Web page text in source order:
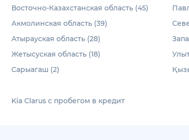
Восточно-Казахстанская область (45)
Акмолинская область (39)
Атырауская область (28)
Жетысуская область (18)
Сарыагаш (2)
Kia Clarus с пробегом в кредит